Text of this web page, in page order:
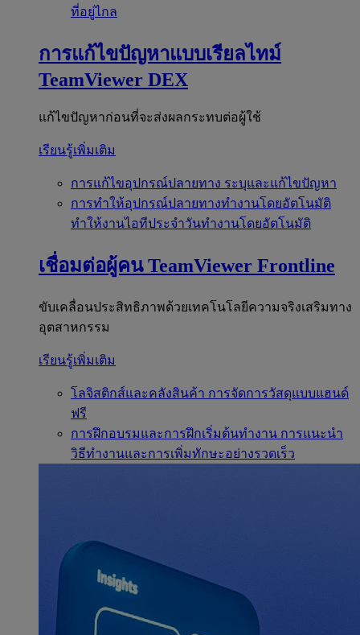
ที่อยู่ไกล
การแก้ไขปัญหาแบบเรียลไทม์
TeamViewer DEX
แก้ไขปัญหาก่อนที่จะส่งผลกระทบต่อผู้ใช้
เรียนรู้เพิ่มเติม
การแก้ไขอุปกรณ์ปลายทาง ระบุและแก้ไขปัญหา
การทำให้อุปกรณ์ปลายทางทำงานโดยอัตโนมัติ
ทำให้งานไอทีประจำวันทำงานโดยอัตโนมัติ
เชื่อมต่อผู้คน TeamViewer Frontline
ขับเคลื่อนประสิทธิภาพด้วยเทคโนโลยีความจริงเสริมทาง
อุตสาหกรรม
เรียนรู้เพิ่มเติม
โลจิสติกส์และคลังสินค้า การจัดการวัสดุแบบแฮนด์
ฟรี
การฝึกอบรมและการฝึกเริ่มต้นทำงาน การแนะนำ
วิธีทำงานและการเพิ่มทักษะอย่างรวดเร็ว